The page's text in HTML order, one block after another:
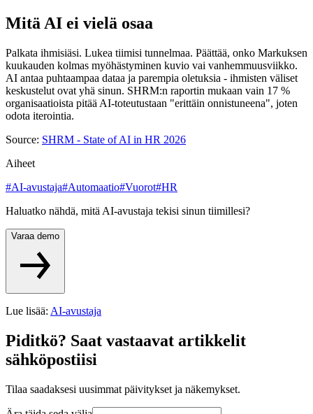
Mitä AI ei vielä osaa
Palkata ihmisiäsi. Lukea tiimisi tunnelmaa. Päättää, onko Markuksen
kuukauden kolmas myöhästyminen kuvio vai vanhemmuusviikko.
AI antaa puhtaampaa dataa ja parempia oletuksia - ihmisten väliset
keskustelut ovat yhä sinun. SHRM:n raportin mukaan vain 17 %
organisaatioista pitää AI-toteutustaan "erittäin onnistuneena", joten
odota iterointia.
Source: SHRM - State of AI in HR 2026
Aiheet
#AI-avustaja#Automaatio#Vuorot#HR
Haluatko nähdä, mitä AI-avustaja tekisi sinun tiimillesi?
Varaa demo
Lue lisää: AI-avustaja
Piditkö? Saat vastaavat artikkelit
sähköpostiisi
Tilaa saadaksesi uusimmat päivitykset ja näkemykset.